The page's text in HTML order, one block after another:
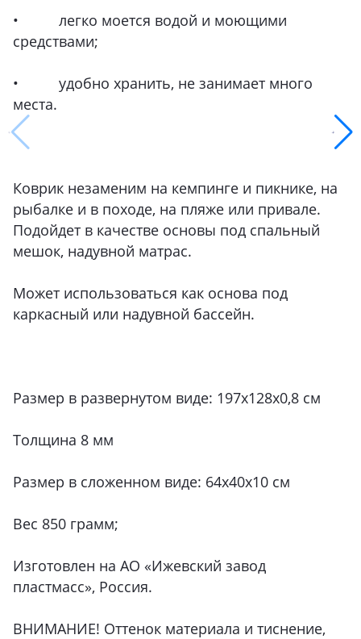
• легко моется водой и моющими
средствами;
• удобно хранить, не занимает много
места.
Коврик незаменим на кемпинге и пикнике, на
рыбалке и в походе, на пляже или привале.
Подойдет в качестве основы под спальный
мешок, надувной матрас.
Может использоваться как основа под
каркасный или надувной бассейн.
Размер в развернутом виде: 197х128х0,8 см
Толщина 8 мм
Размер в сложенном виде: 64х40х10 см
Вес 850 грамм;
Изготовлен на АО «Ижевский завод
пластмасс», Россия.
ВНИМАНИЕ! Оттенок материала и тиснение,